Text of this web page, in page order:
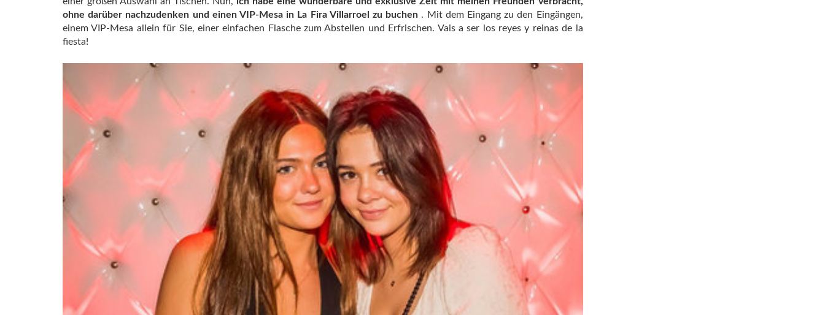
ohne darüber nachzudenken und einen VIP-Mesa in La Fira Villarroel zu buchen . Mit dem Eingang zu den Eingängen,
einem VIP-Mesa allein für Sie, einer einfachen Flasche zum Abstellen und Erfrischen. Vais a ser los reyes y reinas de la
fiesta!